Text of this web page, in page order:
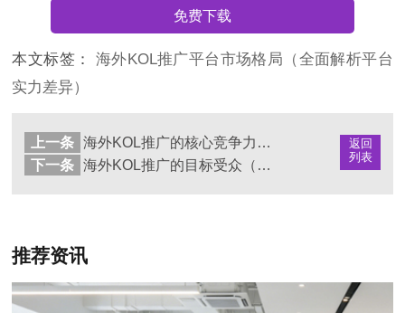
免费下载
本文标签： 海外KOL推广平台市场格局（全面解析平台
实力差异）
返回
列表
上一条
海外KOL推广的核心竞争力（提升KOL推广效果打造竞争优势）
下一条
海外KOL推广的目标受众（了解目标人群特征）
推荐资讯